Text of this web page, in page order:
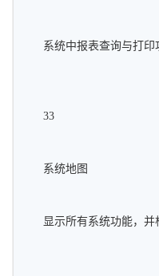
系统中报表查询与打印
33
系统地图
显示所有系统功能，